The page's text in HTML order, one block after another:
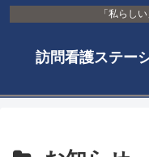
「私らし
訪問看護ステ